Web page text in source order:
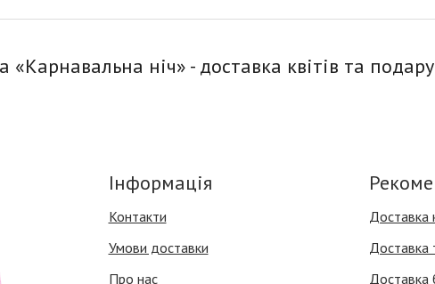
«Карнавальна ніч» - доставка квітів та
Інформація
Контакти
Умови доставки
Про нас
Доставка
Доставка
Доставка